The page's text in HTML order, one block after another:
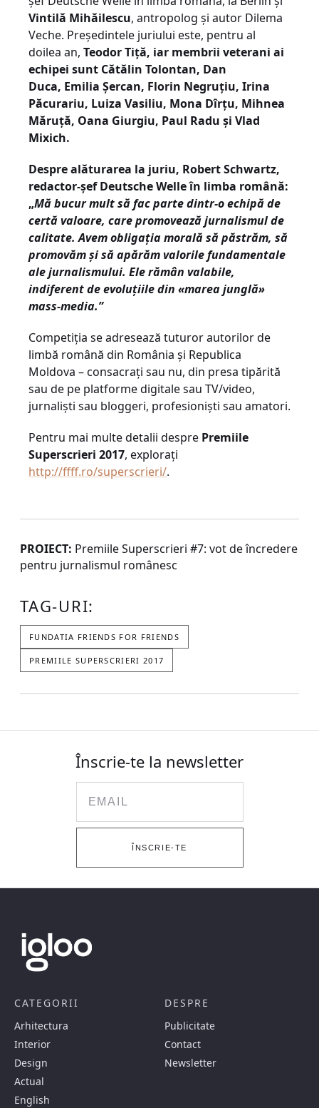
Vintilă Mihăilescu, antropolog și autor Dilema
Veche. Președintele juriului este, pentru al
doilea an, Teodor Tiță, iar membrii veterani ai
echipei sunt Cătălin Tolontan, Dan
Duca, Emilia Șercan, Florin Negruțiu, Irina
Păcurariu, Luiza Vasiliu, Mona Dîrțu, Mihnea
Măruţă, Oana Giurgiu, Paul Radu și Vlad
Mixich.
Despre alăturarea la juriu, Robert Schwartz,
redactor-șef Deutsche Welle în limba română:
„Mă bucur mult să fac parte dintr-o echipă de
certă valoare, care promovează jurnalismul de
calitate. Avem obligația morală să păstrăm, să
promovăm și să apărăm valorile fundamentale
ale jurnalismului. Ele rămân valabile,
indiferent de evoluțiile din «marea junglă»
mass-media.”
Competiția se adresează tuturor autorilor de
limbă română din România și Republica
Moldova – consacraţi sau nu, din presa tipărită
sau de pe platforme digitale sau TV/video,
jurnalişti sau bloggeri, profesionişti sau amatori.
Pentru mai multe detalii despre Premiile
Superscrieri 2017, explorați
http://ffff.ro/superscrieri/.
PROIECT: Premiile Superscrieri #7: vot de încredere
pentru jurnalismul românesc
TAG-URI:
FUNDATIA FRIENDS FOR FRIENDS
PREMIILE SUPERSCRIERI 2017
Înscrie-te la newsletter
ÎNSCRIE-TE
CATEGORII
Arhitectura
Interior
Design
Actual
English
DESPRE
Publicitate
Contact
Newsletter